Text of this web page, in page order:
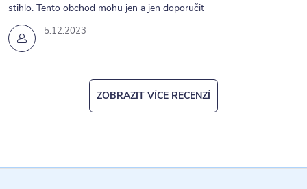
5.12.2023
stihlo. Tento obchod mohu jen a jen doporučit
ZOBRAZIT VÍCE RECENZÍ